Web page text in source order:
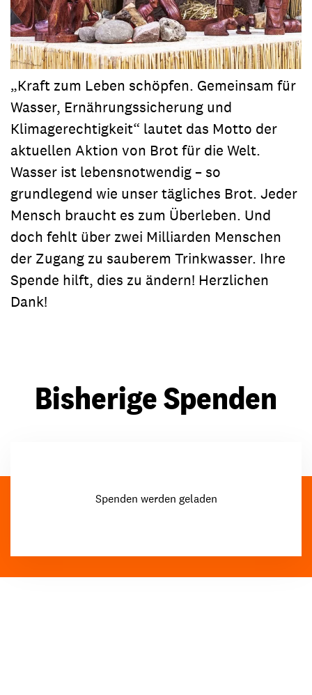
„Kraft zum Leben schöpfen. Gemeinsam für
Wasser, Ernährungssicherung und
Klimagerechtigkeit“ lautet das Motto der
aktuellen Aktion von Brot für die Welt.
Wasser ist lebensnotwendig – so
grundlegend wie unser tägliches Brot. Jeder
Mensch braucht es zum Überleben. Und
doch fehlt über zwei Milliarden Menschen
der Zugang zu sauberem Trinkwasser. Ihre
Spende hilft, dies zu ändern! Herzlichen
Dank!
Bisherige Spenden
Spenden werden geladen